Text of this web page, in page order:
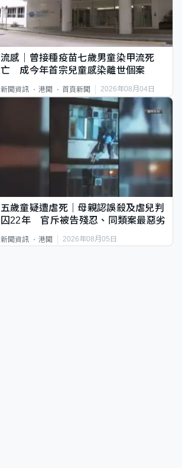
流感｜曾接種疫苗七歲男童染甲流死
亡 成今年首宗兒童感染離世個案
新聞資訊 港聞 首頁新聞 2026年08月04日
五歲童疑遭虐死｜母親認誤殺及虐兒判
囚22年 官斥被告殘忍、同類案最惡劣
新聞資訊 港聞 2026年08月05日